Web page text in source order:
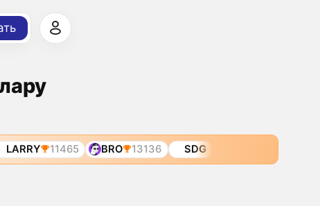
LARRY 11465 BRO 13136 SDG